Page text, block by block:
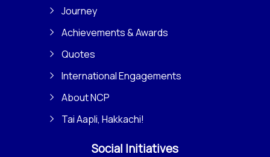
Journey
Achievements & Awards
Quotes
International Engagements
About NCP
Tai Aapli, Hakkachi!
Social Initiatives